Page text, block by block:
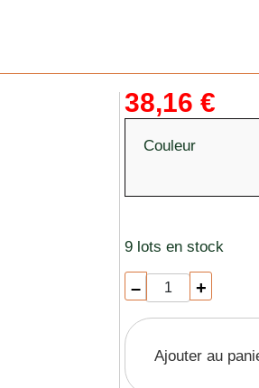
38,16 €
Couleur
9 lots en stock
– +
Ajouter au